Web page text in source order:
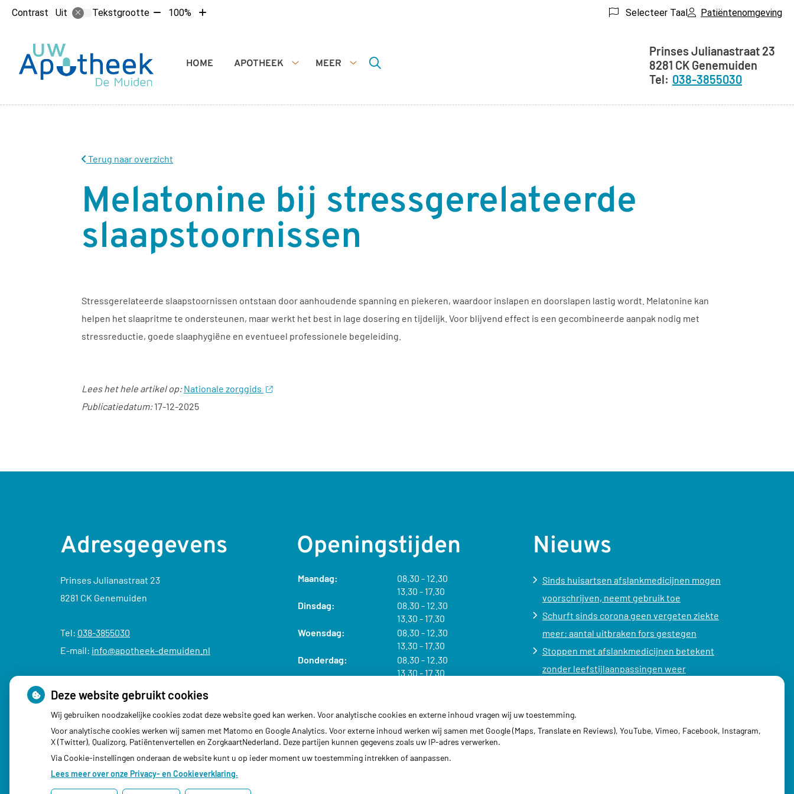
Contrast Uit Tekstgrootte Tekst100%
Tekst
Selecteer Taal Patiëntenomgeving
Hoofdmenu
HOME
APOTHEEK
MEER
Adresgegevens
Prinses Julianastraat 23
8281 CK Genemuiden
038-3855030
Terug naar overzicht
Melatonine bij stressgerelateerde
slaapstoornissen
Stressgerelateerde slaapstoornissen ontstaan door aanhoudende spanning en piekeren, waardoor inslapen en doorslapen lastig wordt. Melatonine kan
helpen het slaapritme te ondersteunen, maar werkt het best in lage dosering en tijdelijk. Voor blijvend effect is een gecombineerde aanpak nodig met
stressreductie, goede slaaphygiëne en eventueel professionele begeleiding.
Lees het hele artikel op: Nationale zorggids
Publicatiedatum:17-12-2025
Adresgegevens
Prinses Julianastraat 23
8281 CK Genemuiden
Tel: 038-3855030
E-mail: info@apotheek-demuiden.nl
Openingstijden
Maandag: 08.30 t
o
t
- 12.30
13.30 t
o
t
- 17.30
Dinsdag:
08.30 t
o
t
- 12.30
13.30 t
o
t
- 17.30
Woensdag:
08.30 t
o
t
- 12.30
13.30 t
o
t
- 17.30
Donderdag:
08.30 t
o
- 12.30
13.30 t
- 17.30
t
o
t
Nieuws
Sinds huisartsen afslankmedicijnen mogen
voorschrijven, neemt gebruik toe
Schurft sinds corona geen vergeten ziekte
meer: aantal uitbraken fors gestegen
Stoppen met afslankmedicijnen betekent
zonder leefstijlaanpassingen weer
vanwege besmetting
Deze website gebruikt cookies
Wij gebruiken noodzakelijke cookies zodat deze website goed kan werken. Voor analytische cookies en externe inhoud vragen wij uw toestemming.
Voor analytische cookies werken wij samen met Matomo en Google Analytics. Voor externe inhoud werken wij samen met Google (Maps, Translate en Reviews), YouTube, Vimeo, Facebook, Instagram,
X (Twitter), Qualizorg, Patiëntenvertellen en ZorgkaartNederland. Deze partijen kunnen gegevens zoals uw IP-adres verwerken.
Via Cookie-instellingen onderaan de website kunt u op ieder moment uw toestemming intrekken of aanpassen.
Lees meer over onze Privacy- en Cookieverklaring.